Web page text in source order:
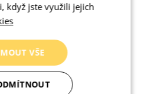
Webtownu
Webtown, který se
akceleraci produktového
řešení +
platformy.
když jste využili jejich
VŠE